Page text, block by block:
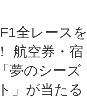
全レースを
航空券・宿
夢のシーズ
」が当たる